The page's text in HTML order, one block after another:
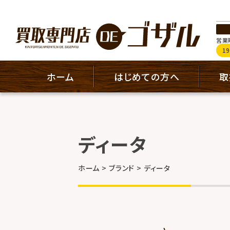
営
ホーム はじめての方へ
ディータ
ホーム ブランド ディータ